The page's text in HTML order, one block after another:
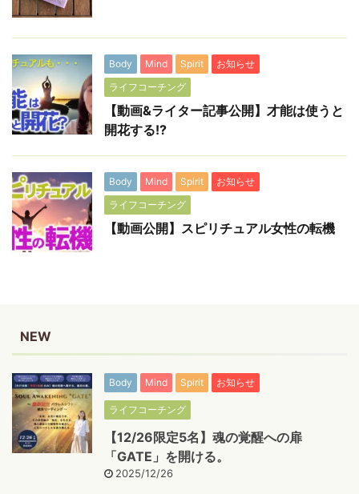
Body Mind Spirit
お知らせ
ライフコーチング
【動画&ライター記事公開】才能は使うと
開花する!?
Body Mind Spirit
お知らせ
ライフコーチング
【動画公開】スピリチュアル女性の転機
NEW
Body Mind Spirit お知らせ
ライフコーチング
【12/26限定5名】魂の覚醒への扉
「GATE」を開ける。
2025/12/26